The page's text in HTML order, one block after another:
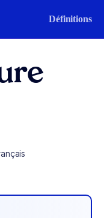
Définitions